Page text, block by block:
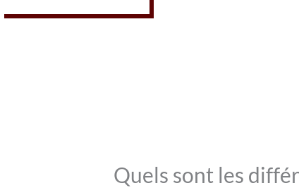
Quels sont les